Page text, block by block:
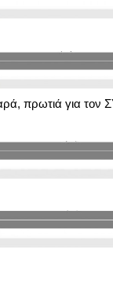
πρωτιά για τον